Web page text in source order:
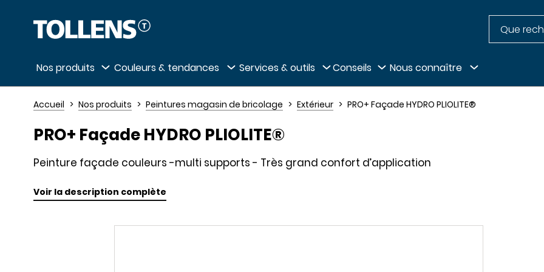
Passer la liste des magasins et aller au pied de page
Nos produits Couleurs & tendances Services & outils Conseils Nous connaître
Accueil Nos produits Peintures magasin de bricolage Extérieur PRO+ Façade HYDRO PLIOLITE®
PRO+ Façade HYDRO PLIOLITE®
Peinture façade couleurs -multi supports - Très grand confort d’application
Voir la description complète